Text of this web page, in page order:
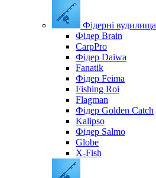
Фідерні вудилища
Фідер Brain
CarpPro
Фідер Daiwa
Fanatik
Фідер Feima
Fishing Roi
Flagman
Фідер Golden Catch
Kalipso
Фідер Salmo
Globe
X-Fish